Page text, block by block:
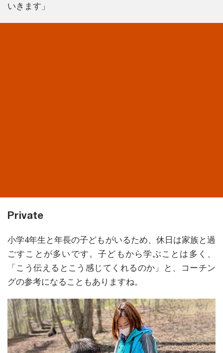
いきます」
Private
小学4年生と年長の子どもがいるため、休日は家族と過
ごすことが多いです。子どもから学ぶことは多く、
「こう伝えるとこう感じてくれるのか」と、コーチン
グの参考になることもありますね。